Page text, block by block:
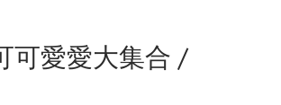
可愛愛大集合 /